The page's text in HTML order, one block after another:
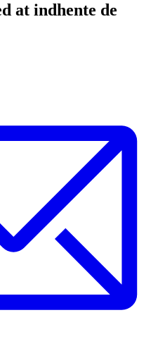
at indhente de